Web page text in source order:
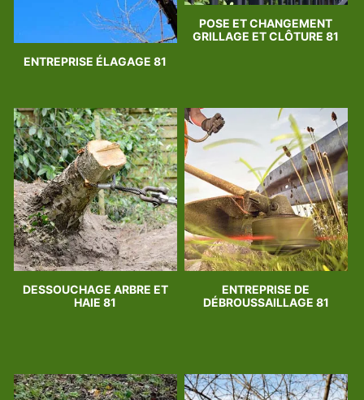
ENTREPRISE ÉLAGAGE 81
POSE ET CHANGEMENT
GRILLAGE ET CLÔTURE 81
DESSOUCHAGE ARBRE ET
HAIE 81
ENTREPRISE DE
DÉBROUSSAILLAGE 81